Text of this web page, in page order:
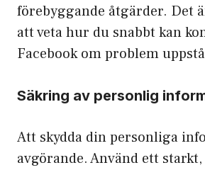
förebyggande åtgärder. Det
att veta hur du snabbt kan
Facebook om problem
Säkring av personlig
Att skydda din personliga
avgörande. Använd ett